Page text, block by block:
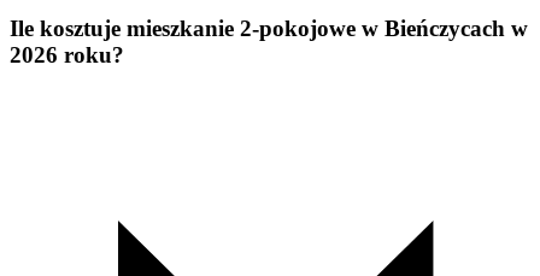
Ile kosztuje mieszkanie 2-pokojowe w Bieńczycach w
2026 roku?